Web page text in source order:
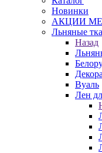
Новинки
АКЦИИ
Льняные
Назад
Вуаль
Лен